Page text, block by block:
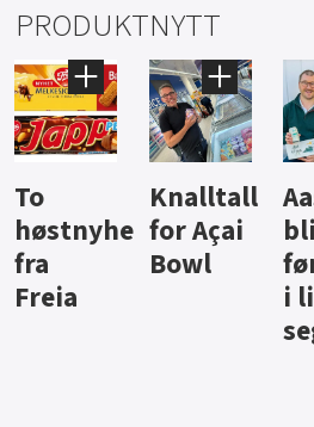
PRODUKTNYTT
Knalltall
for Açai
Bowl
Aass vil
bli
førstevalg